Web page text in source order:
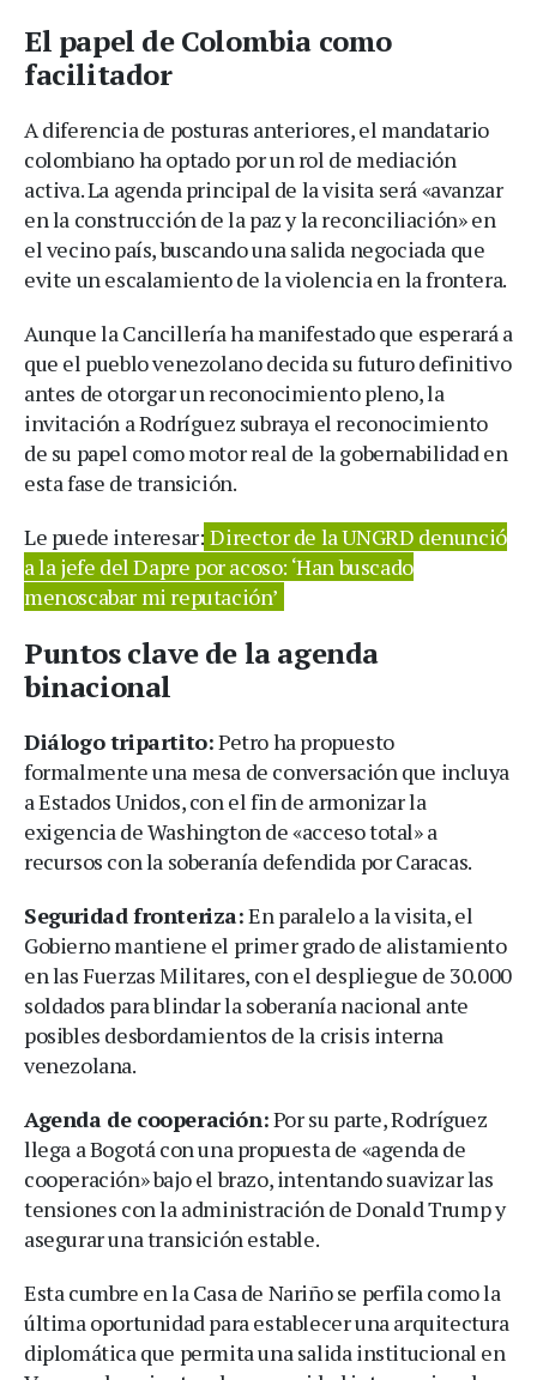
El papel de Colombia como
facilitador
A diferencia de posturas anteriores, el mandatario
colombiano ha optado por un rol de mediación
activa. La agenda principal de la visita será «avanzar
en la construcción de la paz y la reconciliación» en
el vecino país, buscando una salida negociada que
evite un escalamiento de la violencia en la frontera.
Aunque la Cancillería ha manifestado que esperará a
que el pueblo venezolano decida su futuro definitivo
antes de otorgar un reconocimiento pleno, la
invitación a Rodríguez subraya el reconocimiento
de su papel como motor real de la gobernabilidad en
esta fase de transición.
Le puede interesar: Director de la UNGRD denunció
a la jefe del Dapre por acoso: ‘Han buscado
menoscabar mi reputación’
Puntos clave de la agenda
binacional
Diálogo tripartito:Petro ha propuesto
formalmente una mesa de conversación que incluya
a Estados Unidos, con el fin de armonizar la
exigencia de Washington de «acceso total» a
recursos con la soberanía defendida por Caracas.
Seguridad fronteriza:En paralelo a la visita, el
Gobierno mantiene el primer grado de alistamiento
en las Fuerzas Militares, con el despliegue de 30.000
soldados para blindar la soberanía nacional ante
posibles desbordamientos de la crisis interna
venezolana.
Agenda de cooperación:Por su parte, Rodríguez
llega a Bogotá con una propuesta de «agenda de
cooperación» bajo el brazo, intentando suavizar las
tensiones con la administración de Donald Trump y
asegurar una transición estable.
Esta cumbre en la Casa de Nariño se perfila como la
última oportunidad para establecer una arquitectura
diplomática que permita una salida institucional en